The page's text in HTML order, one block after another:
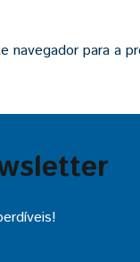
navegador para a